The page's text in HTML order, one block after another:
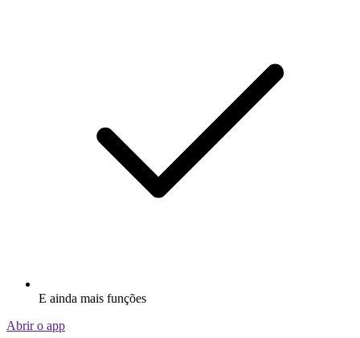
E ainda mais funções
Abrir o app